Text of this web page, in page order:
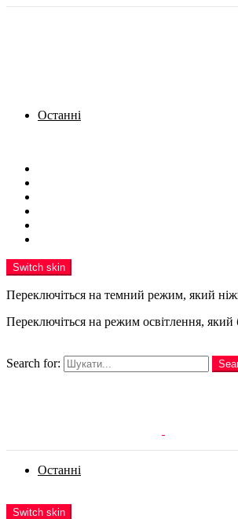
Останні
Switch skin
Переключіться на темний режим, який
Переключіться на режим освітлення,
Search for:
Останні
Switch skin